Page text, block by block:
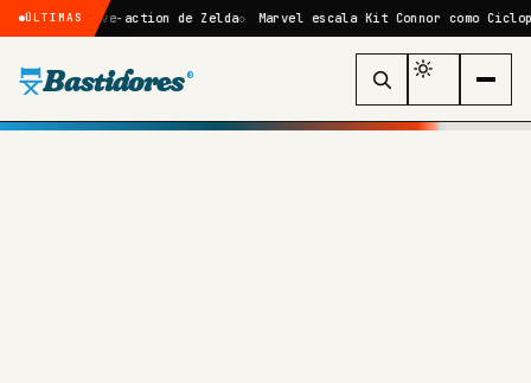
ÚLTIMAS
live-action de Zelda Marvel escala Kit Connor como Ciclope no
Bastidores ®